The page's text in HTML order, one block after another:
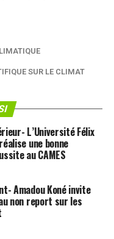
SUR LE CLIMAT
L’Université Félix
une bonne
au CAMES
Amadou Koné invite
non report sur les